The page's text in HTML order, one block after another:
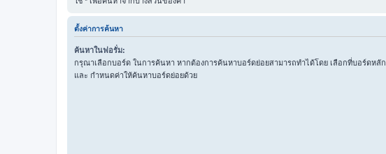
ตั้งค่าการค้นหา
ค้นหาในฟอรั่ม:
กรุณาเลือกบอร์ด ในการค้นหา หากต้องการค้นหาบอร์ดย่อยสามารถทำได้โดย เลือกที่บอร์ดหลัก
และ กำหนดค่าให้ค้นหาบอร์ดย่อยด้วย